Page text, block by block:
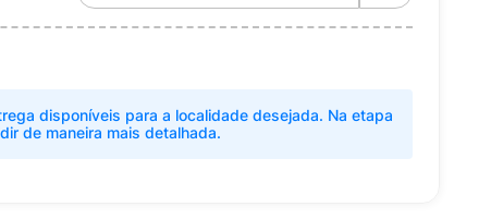
disponíveis para a localidade desejada. Na etapa
de maneira mais detalhada.